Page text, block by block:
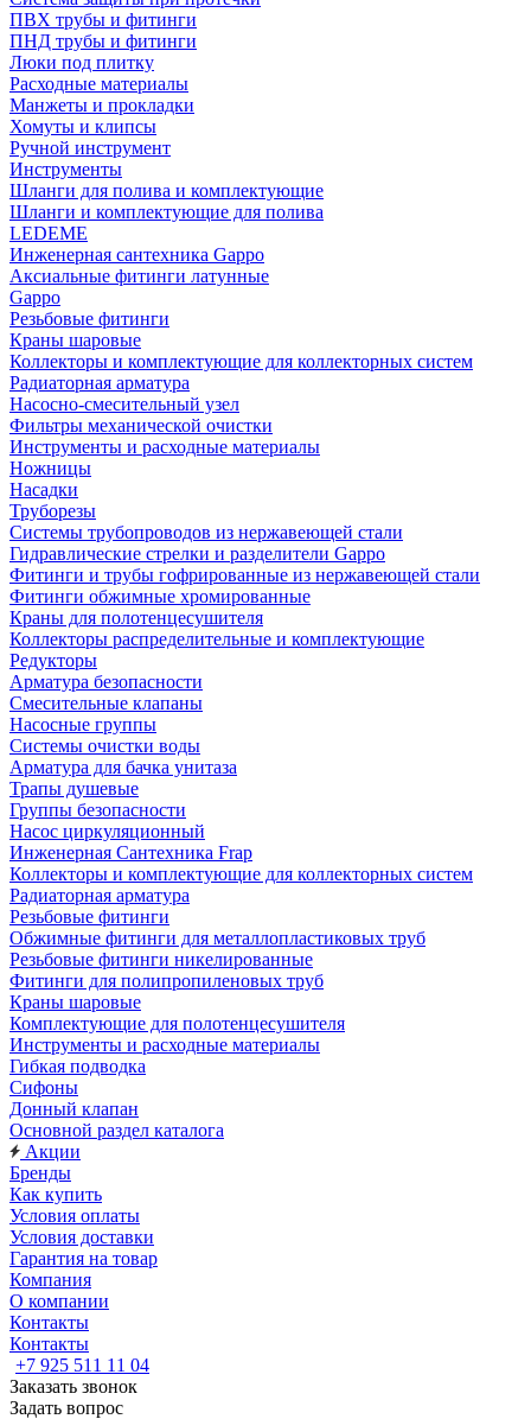
ПВХ трубы и фитинги
ПНД трубы и фитинги
Люки под плитку
Расходные материалы
Манжеты и прокладки
Хомуты и клипсы
Ручной инструмент
Инструменты
Шланги для полива и комплектующие
Шланги и комплектующие для полива
LEDEME
Инженерная сантехника Gappo
Аксиальные фитинги латунные
Gappo
Резьбовые фитинги
Краны шаровые
Коллекторы и комплектующие для коллекторных систем
Радиаторная арматура
Насосно-смесительный узел
Фильтры механической очистки
Инструменты и расходные материалы
Ножницы
Насадки
Труборезы
Системы трубопроводов из нержавеющей стали
Гидравлические стрелки и разделители Gappo
Фитинги и трубы гофрированные из нержавеющей стали
Фитинги обжимные хромированные
Краны для полотенцесушителя
Коллекторы распределительные и комплектующие
Редукторы
Арматура безопасности
Смесительные клапаны
Насосные группы
Системы очистки воды
Арматура для бачка унитаза
Трапы душевые
Группы безопасности
Насос циркуляционный
Инженерная Сантехника Frap
Коллекторы и комплектующие для коллекторных систем
Радиаторная арматура
Резьбовые фитинги
Обжимные фитинги для металлопластиковых труб
Резьбовые фитинги никелированные
Фитинги для полипропиленовых труб
Краны шаровые
Комплектующие для полотенцесушителя
Инструменты и расходные материалы
Гибкая подводка
Сифоны
Донный клапан
Основной раздел каталога
Акции
Бренды
Как купить
Условия оплаты
Условия доставки
Гарантия на товар
Компания
О компании
Контакты
Контакты
+7 925 511 11 04
Заказать звонок
Задать вопрос